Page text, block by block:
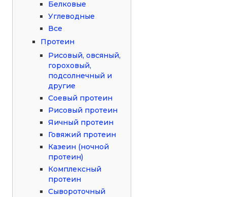
Белковые
Углеводные
Все
Протеин
Рисовый, овсяный,
гороховый,
подсолнечный и
другие
Соевый протеин
Рисовый протеин
Яичный протеин
Говяжий протеин
Казеин (ночной
протеин)
Комплексный
протеин
Сывороточный